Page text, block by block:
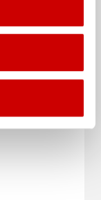
155-670
mm